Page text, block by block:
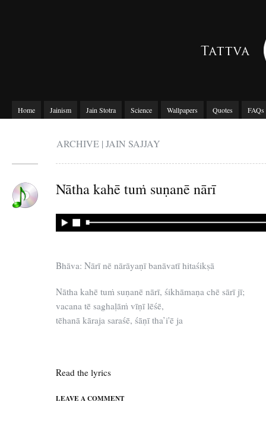
Home Jainism Jain Stotra Science Wallpapers Quotes FAQs
ARCHIVE | JAIN SAJJAY
Nātha kahē tuṁ suṇanē nārī
Bhāva: Nārī nē nārāyaṇī banāvatī hitaśikṣā
Nātha kahē tuṁ suṇanē nārī, śikhāmaṇa chē sārī jī;
vacana tē saghaḷāṁ vīṇī lēśē,
tēhanā kāraja saraśē, śāṇī tha’i'ē ja
Read the lyrics
LEAVE A COMMENT